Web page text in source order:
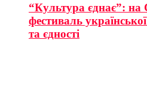
“Культура єднає”: на
фестиваль
та єдності